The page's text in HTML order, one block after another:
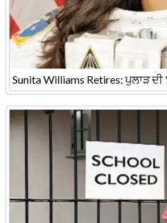
Sunita Williams Retires: ਪੁਲਾੜ ਦੀ